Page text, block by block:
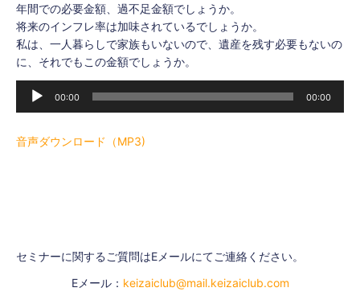
年間での必要金額、過不足金額でしょうか。
将来のインフレ率は加味されているでしょうか。
私は、一人暮らしで家族もいないので、遺産を残す必要もないの
に、それでもこの金額でしょうか。
レ
00:00 00:00
音声ダウンロード（MP3)
セミナーに関するご質問はEメールにてご連絡ください。
Eメール： keizaiclub@mail.keizaiclub.com